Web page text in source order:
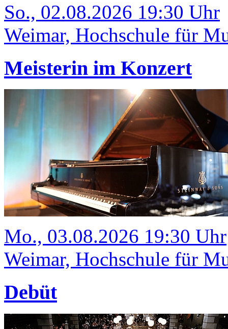
So., 02.08.2026 19:30 Uhr
Weimar, Hochschule für
Meisterin im Konzert
Mo., 03.08.2026 19:30 Uhr
Weimar, Hochschule für
Debüt